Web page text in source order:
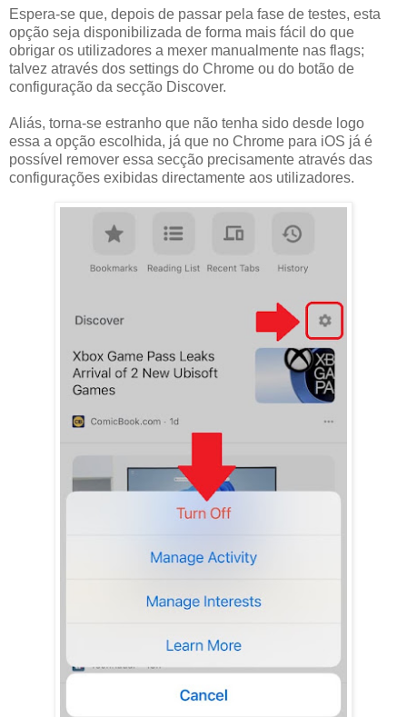
Espera-se que, depois de passar pela fase de testes, esta
opção seja disponibilizada de forma mais fácil do que
obrigar os utilizadores a mexer manualmente nas flags;
talvez através dos settings do Chrome ou do botão de
configuração da secção Discover.
Aliás, torna-se estranho que não tenha sido desde logo
essa a opção escolhida, já que no Chrome para iOS já é
possível remover essa secção precisamente através das
configurações exibidas directamente aos utilizadores.